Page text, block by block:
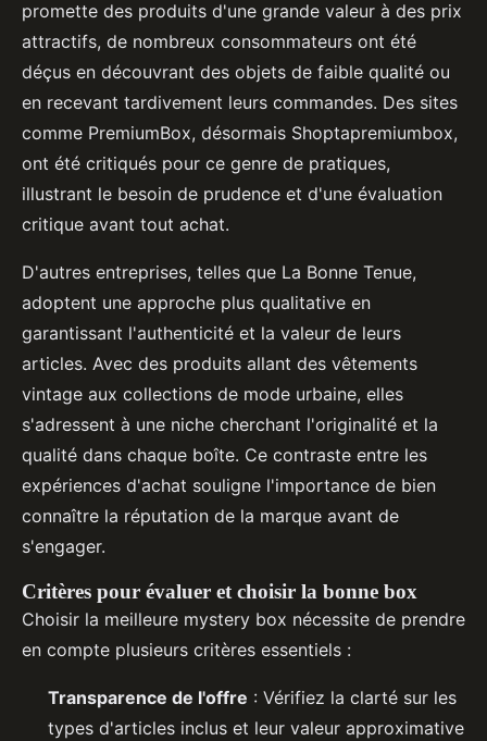
promette des produits d'une grande valeur à des prix
attractifs, de nombreux consommateurs ont été
déçus en découvrant des objets de faible qualité ou
en recevant tardivement leurs commandes. Des sites
comme PremiumBox, désormais Shoptapremiumbox,
ont été critiqués pour ce genre de pratiques,
illustrant le besoin de prudence et d'une évaluation
critique avant tout achat.
D'autres entreprises, telles que La Bonne Tenue,
adoptent une approche plus qualitative en
garantissant l'authenticité et la valeur de leurs
articles. Avec des produits allant des vêtements
vintage aux collections de mode urbaine, elles
s'adressent à une niche cherchant l'originalité et la
qualité dans chaque boîte. Ce contraste entre les
expériences d'achat souligne l'importance de bien
connaître la réputation de la marque avant de
s'engager.
Critères pour évaluer et choisir la bonne box
Choisir la meilleure mystery box nécessite de prendre
en compte plusieurs critères essentiels :
Transparence de l'offre : Vérifiez la clarté sur les
types d'articles inclus et leur valeur approximative